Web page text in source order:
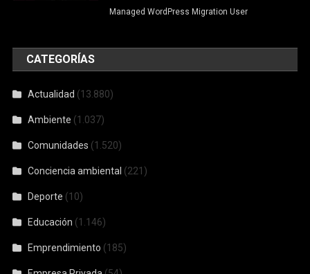
Managed WordPress Migration User
CATEGORÍAS
Actualidad (13.880)
Ambiente (1.037)
Comunidades (1.520)
Conciencia ambiental (221)
Deporte (10)
Educación (1.146)
Emprendimiento (185)